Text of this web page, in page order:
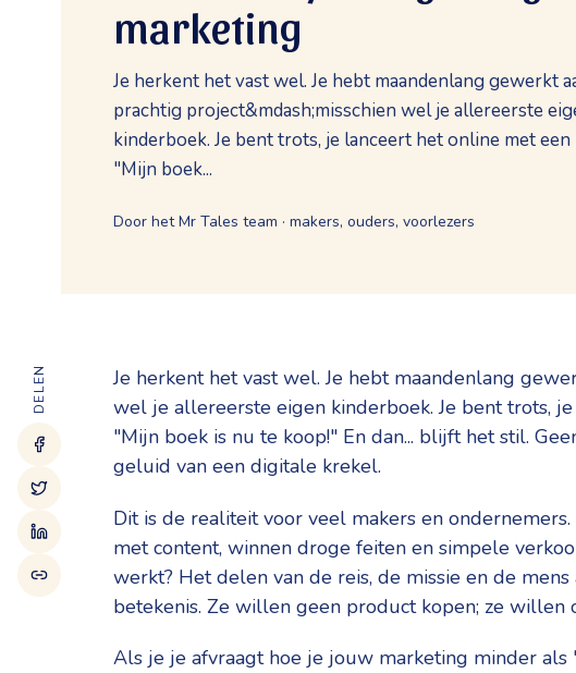
marketing
Je herkent het vast wel. Je hebt maandenlang gewerkt
prachtig project&mdash;misschien wel je allereerste
kinderboek. Je bent trots, je lanceert het online met een
"Mijn boek...
Door het Mr Tales team · makers, ouders, voorlezers
DELEN
Je herkent het vast wel. Je hebt maandenlang
wel je allereerste eigen kinderboek. Je bent trots,
"Mijn boek is nu te koop!" En dan... blijft het stil.
geluid van een digitale krekel.
Dit is de realiteit voor veel makers en
met content, winnen droge feiten en simpele
werkt? Het delen van de reis, de missie en de
betekenis. Ze willen geen product kopen; ze willen
Als je je afvraagt hoe je jouw marketing minder